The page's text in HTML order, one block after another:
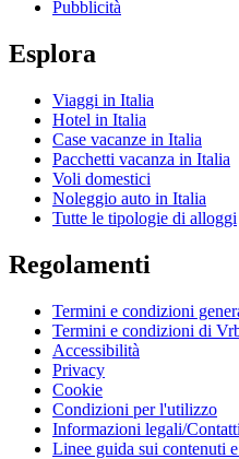
Pubblicità
Esplora
Viaggi in Italia
Hotel in Italia
Case vacanze in Italia
Pacchetti vacanza in Italia
Voli domestici
Noleggio auto in Italia
Tutte le tipologie di alloggi
Regolamenti
Termini e condizioni
Termini e condizioni di
Accessibilità
Privacy
Cookie
Condizioni per l'utilizzo
Informazioni legali/Contatti
Linee guida sui contenuti